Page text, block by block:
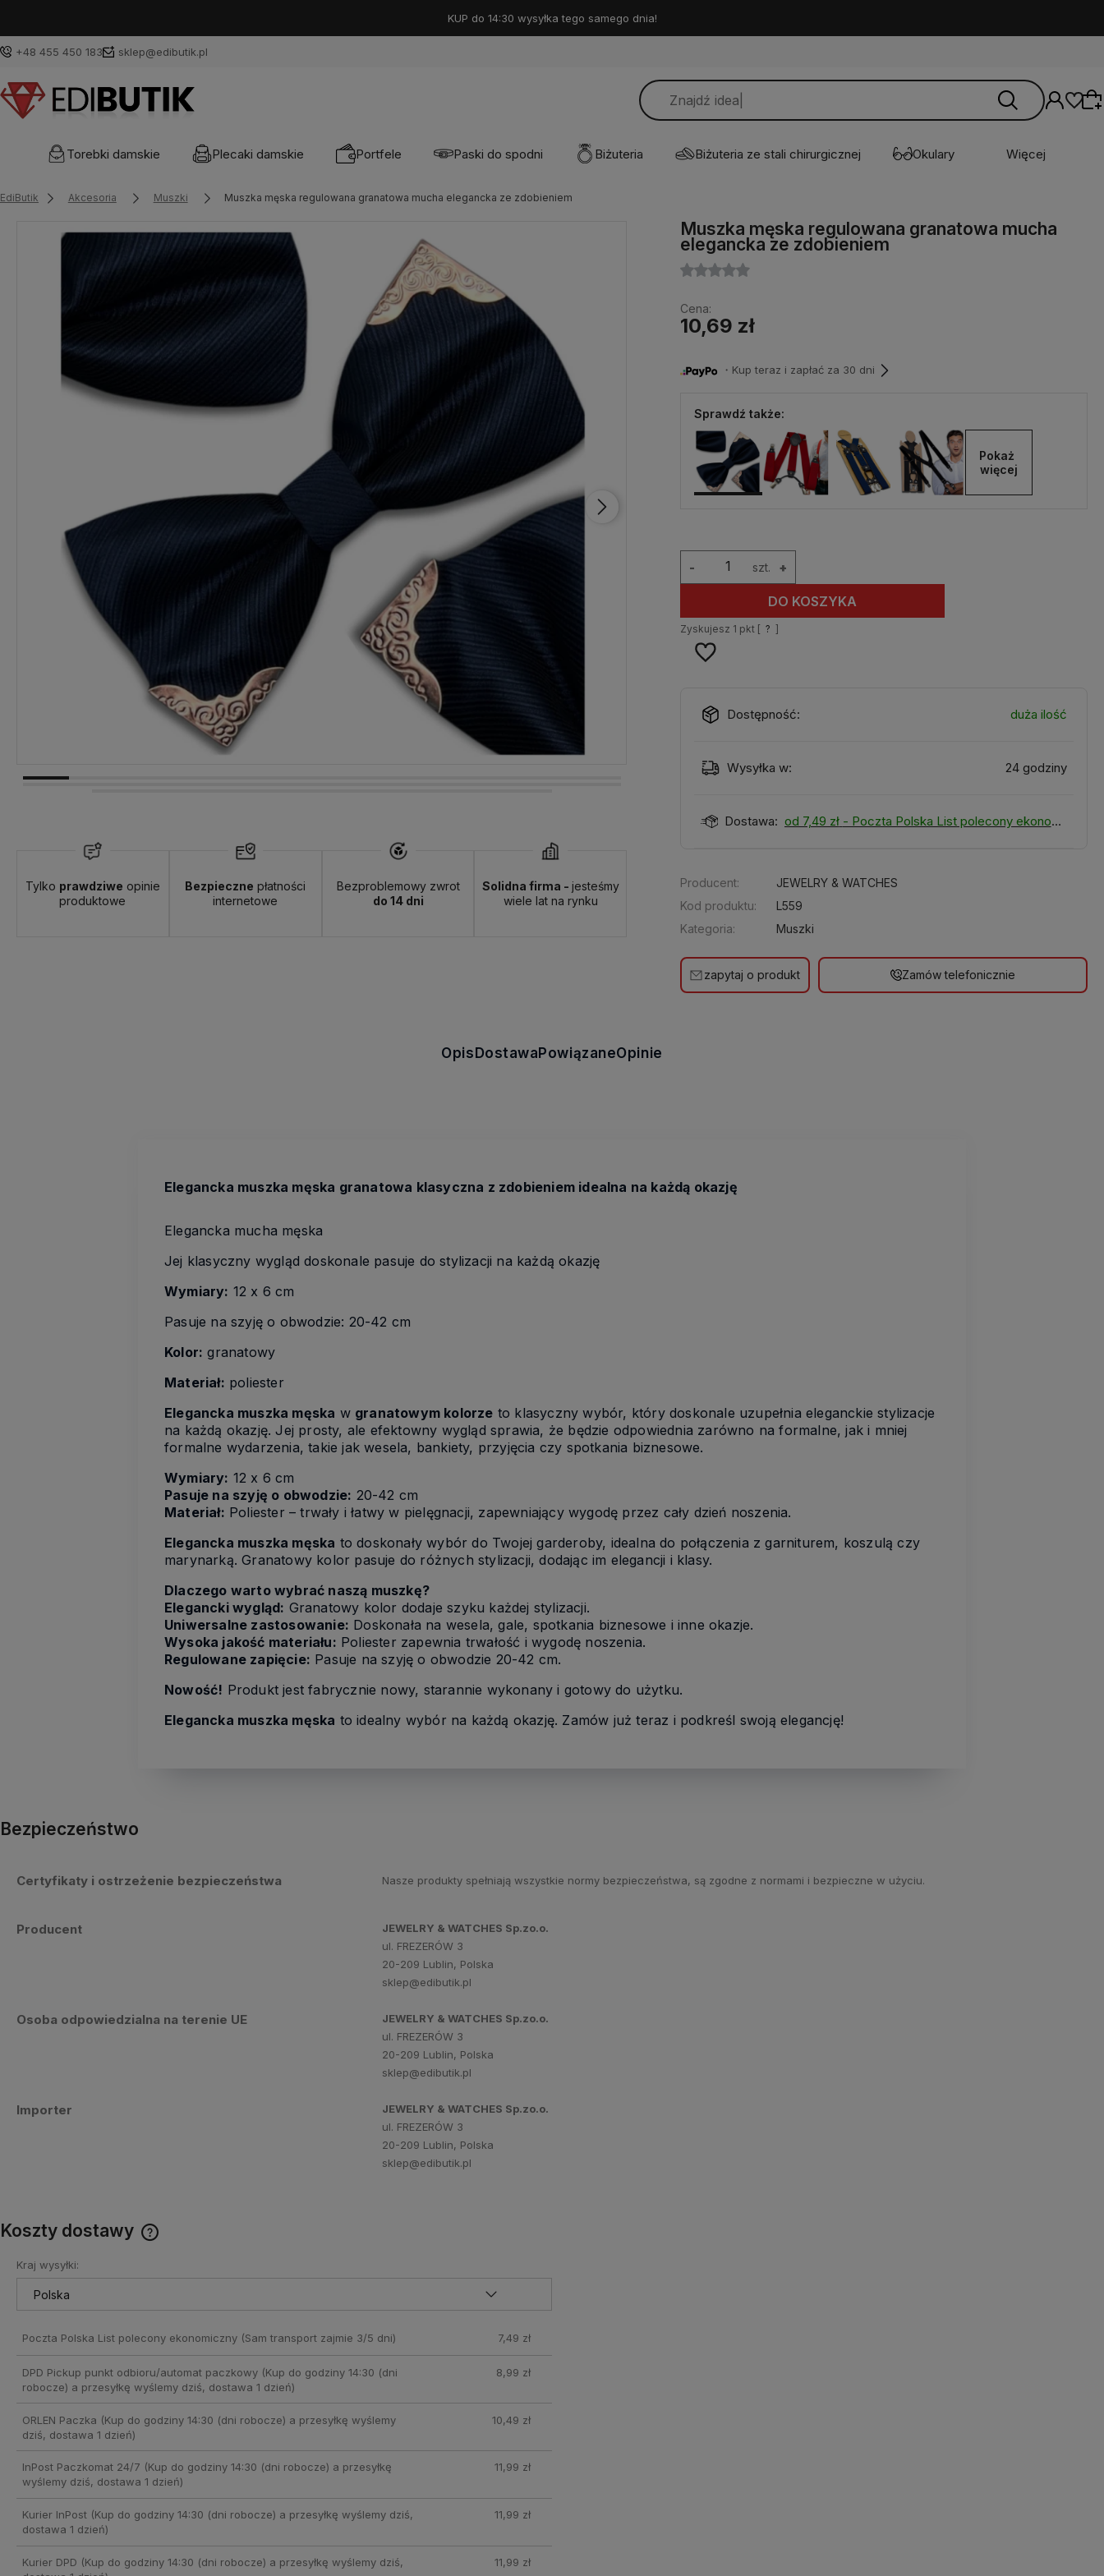
KUP do 14:30 wysyłka tego samego dnia!
+48 455 450 183 sklep@edibutik.pl
Wybierz coś dla siebie z naszej aktualnej
oferty lub zaloguj się, aby przywrócić dodane
Torebki damskie Plecaki damskie Portfele Paski do spodni Biżuteria Biżuteria ze stali chirurgicznej Okulary Więcej
EdiButik Akcesoria Muszki Muszka męska regulowana granatowa mucha elegancka ze zdobieniem
Tylko prawdziwe opinie
produktowe
Bezpieczne płatności
internetowe
Bezproblemowy zwrot
do 14 dni
Solidna firma - jesteśmy
wiele lat na rynku
Muszka męska regulowana granatowa mucha
elegancka ze zdobieniem
Cena:
10,69 zł
・Kup teraz i zapłać za 30 dni
Sprawdź także:
Pokaż
więcej
szt. +
-
DO KOSZYKA
Zyskujesz 1 pkt [ ? ]
Dostępność: duża ilość
Wysyłka w: 24 godziny
Dostawa: od 7,49 zł - Poczta Polska List polecony ekonomiczny
Producent:
JEWELRY & WATCHES
Kod produktu:
L559
Kategoria:
Muszki
zapytaj o produkt Zamów telefonicznie
Opis Dostawa PowiązaneOpinie
Elegancka muszka męska granatowa klasyczna z zdobieniem idealna na każdą okazję
Elegancka mucha męska
Jej klasyczny wygląd doskonale pasuje do stylizacji na każdą okazję
Wymiary: 12 x 6 cm
Pasuje na szyję o obwodzie: 20-42 cm
Kolor: granatowy
Materiał: poliester
Elegancka muszka męska w granatowym kolorze to klasyczny wybór, który doskonale uzupełnia eleganckie stylizacje
na każdą okazję. Jej prosty, ale efektowny wygląd sprawia, że będzie odpowiednia zarówno na formalne, jak i mniej
formalne wydarzenia, takie jak wesela, bankiety, przyjęcia czy spotkania biznesowe.
Wymiary: 12 x 6 cm
Pasuje na szyję o obwodzie: 20-42 cm
Materiał: Poliester – trwały i łatwy w pielęgnacji, zapewniający wygodę przez cały dzień noszenia.
Elegancka muszka męska to doskonały wybór do Twojej garderoby, idealna do połączenia z garniturem, koszulą czy
marynarką. Granatowy kolor pasuje do różnych stylizacji, dodając im elegancji i klasy.
Dlaczego warto wybrać naszą muszkę?
Elegancki wygląd: Granatowy kolor dodaje szyku każdej stylizacji.
Uniwersalne zastosowanie: Doskonała na wesela, gale, spotkania biznesowe i inne okazje.
Wysoka jakość materiału: Poliester zapewnia trwałość i wygodę noszenia.
Regulowane zapięcie: Pasuje na szyję o obwodzie 20-42 cm.
Nowość! Produkt jest fabrycznie nowy, starannie wykonany i gotowy do użytku.
Elegancka muszka męska to idealny wybór na każdą okazję. Zamów już teraz i podkreśl swoją elegancję!
Bezpieczeństwo
Certyfikaty i ostrzeżenie bezpieczeństwa Nasze produkty spełniają wszystkie normy bezpieczeństwa, są zgodne z normami i bezpieczne w użyciu.
Producent
JEWELRY & WATCHES Sp.zo.o.
ul. FREZERÓW 3
20-209 Lublin, Polska
sklep@edibutik.pl
Osoba odpowiedzialna na terenie UE
JEWELRY & WATCHES Sp.zo.o.
ul. FREZERÓW 3
20-209 Lublin, Polska
sklep@edibutik.pl
Importer
JEWELRY & WATCHES Sp.zo.o.
ul. FREZERÓW 3
20-209 Lublin, Polska
sklep@edibutik.pl
Koszty dostawy
Kraj wysyłki:
Poczta Polska List polecony ekonomiczny (Sam transport zajmie 3/5 dni) 7,49 zł
DPD Pickup punkt odbioru/automat paczkowy(Kup do godziny 14:30 (dni
robocze) a przesyłkę wyślemy dziś, dostawa 1 dzień)
8,99 zł
ORLEN Paczka (Kup do godziny 14:30 (dni robocze) a przesyłkę wyślemy
dziś, dostawa 1 dzień)
10,49 zł
InPost Paczkomat 24/7 (Kup do godziny 14:30 (dni robocze) a przesyłkę
wyślemy dziś, dostawa 1 dzień)
11,99 zł
Kurier InPost(Kup do godziny 14:30 (dni robocze) a przesyłkę wyślemy dziś,
dostawa 1 dzień)
11,99 zł
Kurier DPD (Kup do godziny 14:30 (dni robocze) a przesyłkę wyślemy dziś,
11,99 zł